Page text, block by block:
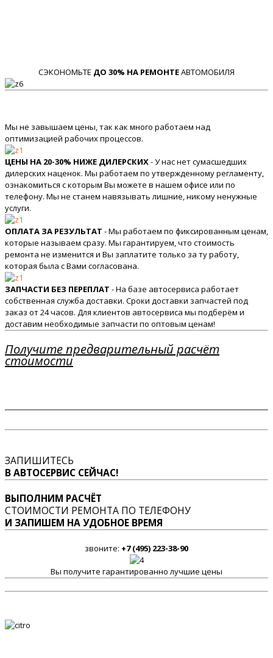
СЭКОНОМЬТЕ ДО 30% НА РЕМОНТЕАВТОМОБИЛЯ
Мы не завышаем цены, так как много работаем над
оптимизацией рабочих процессов.
ЦЕНЫ НА 20-30% НИЖЕ ДИЛЕРСКИХ- У нас нет сумасшедших
дилерских наценок. Мы работаем по утвержденному регламенту,
ознакомиться с которым Вы можете в нашем офисе или по
телефону. Мы не станем навязывать лишние, никому ненужные
услуги.
ОПЛАТА ЗА РЕЗУЛЬТАТ - Мы работаем по фиксированным ценам,
которые называем сразу. Мы гарантируем, что стоимость
ремонта не изменится и Вы заплатите только за ту работу,
которая была с Вами согласована.
ЗАПЧАСТИ БЕЗ ПЕРЕПЛАТ - На базе автосервиса работает
собственная служба доставки. Сроки доставки запчастей под
заказ от 24 часов. Для клиентов автосервиса мы подберём и
доставим необходимые запчасти по оптовым ценам!
Получите предварительный расчёт
стоимости
ЗАПИШИТЕСЬ
В АВТОСЕРВИС СЕЙЧАС!
ВЫПОЛНИМ РАСЧЁТ
СТОИМОСТИ РЕМОНТА ПО ТЕЛЕФОНУ
И ЗАПИШЕМ НА УДОБНОЕ ВРЕМЯ
звоните: +7 (495) 223-38-90
Вы получите гарантированно лучшие цены